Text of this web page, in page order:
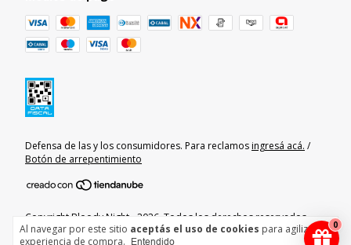
Al navegar por este sitio aceptás el uso de cookies para agilizar tu
experiencia de compra. Entendido
Defensa de las y los consumidores. Para reclamosingresá acá. /
Botón de arrepentimiento
Copyright Bloody Night - 2026. Todos los derechos reservados.
0